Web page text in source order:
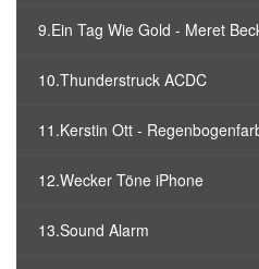
9.Ein Tag Wie Gold - Meret
10.Thunderstruck ACDC
11.Kerstin Ott -
12.Wecker Töne iPhone
13.Sound Alarm